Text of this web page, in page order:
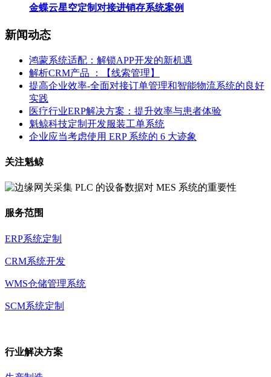
金蝶云星空定制对接进销存系统案例
新闻动态
鸿蒙系统适配：解锁APP开发的新机遇
解析CRM产品 ：【线索管理】
提高企业效率-全面对接订单管理和智能物流系统的良好
实践
医疗行业ERP解决方案：提升效率与患者体验
魁鲸科技定制开发服装工单系统
企业应当考虑使用 ERP 系统的 6 大迹象
关注魁鲸
服务范围
ERP系统定制
CRM系统开发
WMS仓储管理系统
SCM系统定制
行业解决方案